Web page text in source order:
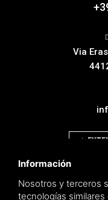
Via
Información
Nosotros y terceros
tecnologías